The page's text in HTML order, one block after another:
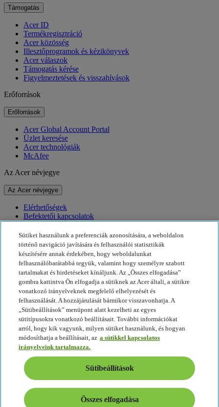
Támogatás
Acer ID
Termékregisztráció
Acer közösség
Illesztőprogramok és kézikönyvek
Acer válaszok
Támogatás kérése
Figyelmeztetések és visszahívások
Erőforrások
Erőforrások
Acer Global Account Portal
Üzlet keresése
Acer technológiák
McAfee
Az Acer névjegye
Az Acer névjegye
Elérhetőségek
Befektetői kapcsolatok
Díjak
Események
Fenntarthatóság
Fenntarthatóság
Vállalati társadalmi felelősségvállalás
A termékek ökológiai lábnyoma
Project Humanity
Earthion
Adatvédelmi szabályzat
Sütikkel kapcsolatos irányelvek
Jogi nyilatkozat
További jogi információ
Akadálymentességre vonatkozó irányelvek
Sütibeállítások
Magyarország - Magyar
Sütiket használunk a preferenciák azonosítására, a weboldalon
történő navigáció javítására és felhasználói statisztikák
készítésére annak érdekében, hogy weboldalunkat
felhasználóbarátabbá tegyük, valamint hogy személyre szabott
tartalmakat és hirdetéseket kínáljunk. Az „Összes elfogadása”
gombra kattintva Ön elfogadja a sütiknek az Acer általi, a sütikre
vonatkozó irányelveknek megfelelő elhelyezését és
felhasználását. A hozzájárulását bármikor visszavonhatja. A
„Sütibeállítások” menüpont alatt kezelheti az egyes
sütitípusokra vonatkozó beállításait. További információkat
arról, hogy kik vagyunk, milyen sütiket használunk, és hogyan
módosíthatja a beállításait, az a sütikkel kapcsolatos
irányelveink tartalmazza.
Sütibeállítások
Összes elfogadása